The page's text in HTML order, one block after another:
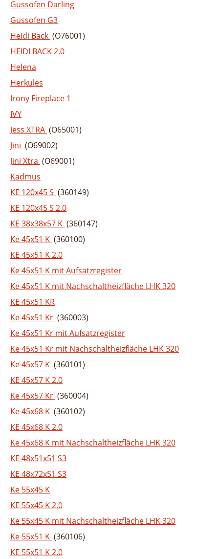
Gussofen Darling
Gussofen G3
Heidi Back (O76001)
HEIDI BACK 2.0
Helena
Herkules
Irony Fireplace 1
IVY
Jess XTRA (O65001)
Jini (O69002)
Jini Xtra (O69001)
Kadmus
KE 120x45 S (360149)
KE 120x45 S 2.0
KE 38x38x57 K (360147)
Ke 45x51 K (360100)
KE 45x51 K 2.0
Ke 45x51 K mit Aufsatzregister
Ke 45x51 K mit Nachschaltheizfläche LHK 320
KE 45x51 KR
Ke 45x51 Kr (360003)
Ke 45x51 Kr mit Aufsatzregister
Ke 45x51 Kr mit Nachschaltheizfläche LHK 320
Ke 45x57 K (360101)
KE 45x57 K 2.0
Ke 45x57 Kr (360004)
Ke 45x68 K (360102)
KE 45x68 K 2.0
Ke 45x68 K mit Nachschaltheizfläche LHK 320
KE 48x51x51 S3
KE 48x72x51 S3
Ke 55x45 K
KE 55x45 K 2.0
Ke 55x45 K mit Nachschaltheizfläche LHK 320
Ke 55x51 K (360106)
KE 55x51 K 2.0